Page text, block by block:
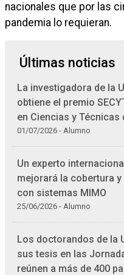
nacionales que por las
pandemia lo requieran.
Últimas noticias
La investigadora de la
obtiene el premio
en Ciencias y Técnicas
01/07/2026 - Alumno
Un experto
mejorará la cobertura
con sistemas MIMO
25/06/2026 - Alumno
Los doctorandos de la
sus tesis en las
reúnen a más de 400